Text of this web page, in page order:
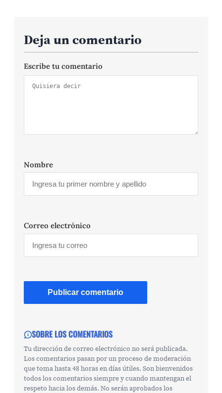
Deja un comentario
Escribe tu comentario
Nombre
Correo electrónico
SOBRE LOS COMENTARIOS
Tu dirección de correo electrónico no será publicada.
Los comentarios pasan por un proceso de moderación
que toma hasta 48 horas en días útiles. Son bienvenidos
todos los comentarios siempre y cuando mantengan el
respeto hacia los demás. No serán aprobados los